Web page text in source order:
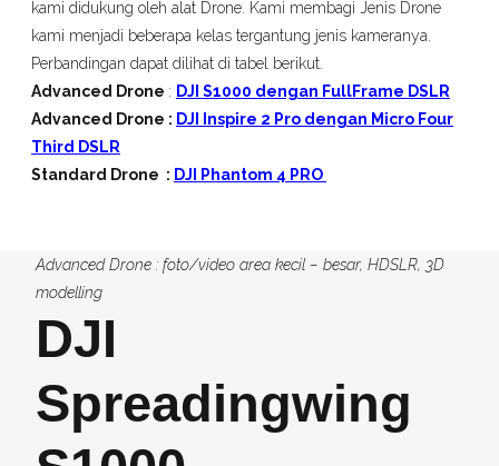
kami didukung oleh alat Drone. Kami membagi Jenis Drone
kami menjadi beberapa kelas tergantung jenis kameranya.
Perbandingan dapat dilihat di tabel berikut.
Advanced Drone : DJI S1000 dengan FullFrame DSLR
Advanced Drone : DJI Inspire 2 Pro dengan Micro Four
Third DSLR
Standard Drone : DJI Phantom 4 PRO
Advanced Drone : foto/video area kecil – besar, HDSLR, 3D
modelling
DJI
Spreadingwing